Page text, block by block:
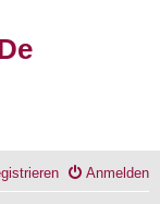
Anmelden